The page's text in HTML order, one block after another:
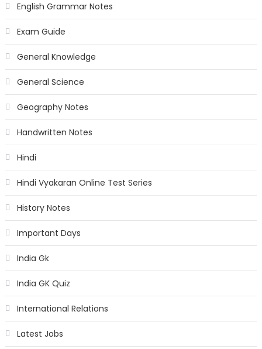
English Grammar Notes
Exam Guide
General Knowledge
General Science
Geography Notes
Handwritten Notes
Hindi
Hindi Vyakaran Online Test Series
History Notes
Important Days
India Gk
India GK Quiz
International Relations
Latest Jobs